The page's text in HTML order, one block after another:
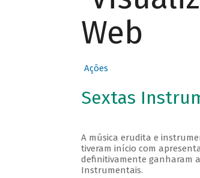
Web
Ações
Sextas
A música erudita e
tiveram início com
definitivamente ganharam
Instrumentais.